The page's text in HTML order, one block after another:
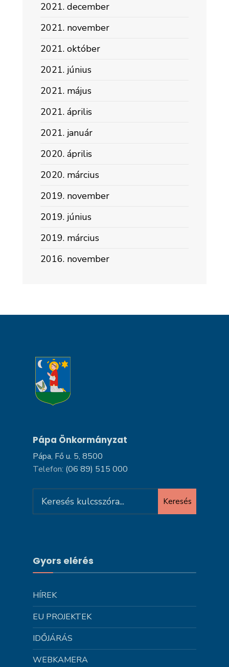
2021. december
2021. november
2021. október
2021. június
2021. május
2021. április
2021. január
2020. április
2020. március
2019. november
2019. június
2019. március
2016. november
Pápa Önkormányzat
Pápa, Fő u. 5, 8500
Telefon: (06 89) 515 000
for:
Keresés
Gyors elérés
HÍREK
EU PROJEKTEK
IDŐJÁRÁS
WEBKAMERA